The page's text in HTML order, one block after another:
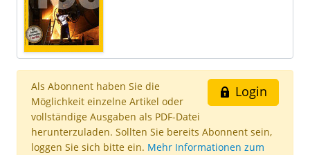
Login
Als Abonnent haben Sie die
Möglichkeit einzelne Artikel oder
vollständige Ausgaben als PDF-Datei
herunterzuladen. Sollten Sie bereits Abonnent sein,
loggen Sie sich bitte ein. Mehr Informationen zum